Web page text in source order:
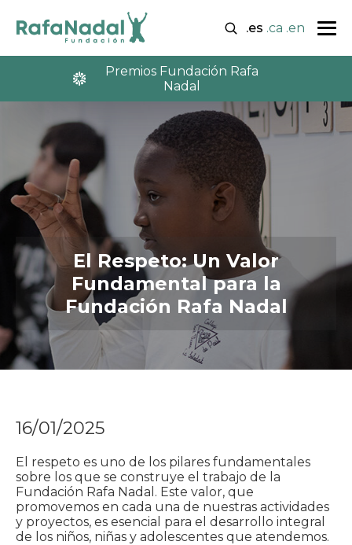
.es .ca .en
Premios Fundación Rafa
Nadal
El Respeto: Un Valor
Fundamental para la
Fundación Rafa Nadal
16/01/2025
El respeto es uno de los pilares fundamentales
sobre los que se construye el trabajo de la
Fundación Rafa Nadal. Este valor, que
promovemos en cada una de nuestras actividades
y proyectos, es esencial para el desarrollo integral
de los niños, niñas y adolescentes que atendemos.